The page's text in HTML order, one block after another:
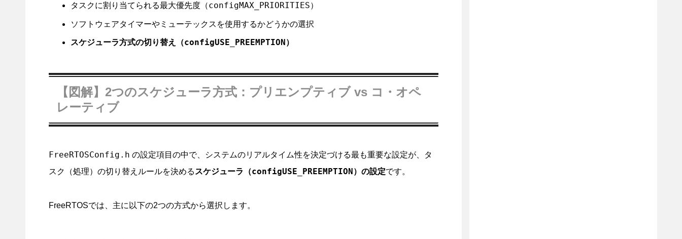
タスクに割り当てられる最大優先度（configMAX_PRIORITIES）
ソフトウェアタイマーやミューテックスを使用するかどうかの選択
スケジューラ方式の切り替え（configUSE_PREEMPTION）
【図解】2つのスケジューラ方式：プリエンプティブ vs コ・オペ
レーティブ
FreeRTOSConfig.h の設定項目の中で、システムのリアルタイム性を決定づける最も重要な設定が、タ
スク（処理）の切り替えルールを決める スケジューラ（configUSE_PREEMPTION）の設定です。
FreeRTOSでは、主に以下の2つの方式から選択します。